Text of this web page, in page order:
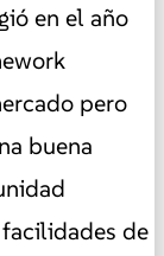
en el año
pero
buena
de